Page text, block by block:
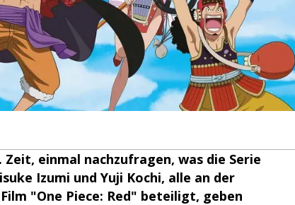
einmal nachzufragen, was die Serie
Izumi und Yuji Kochi, alle an der
"One Piece: Red" beteiligt, geben